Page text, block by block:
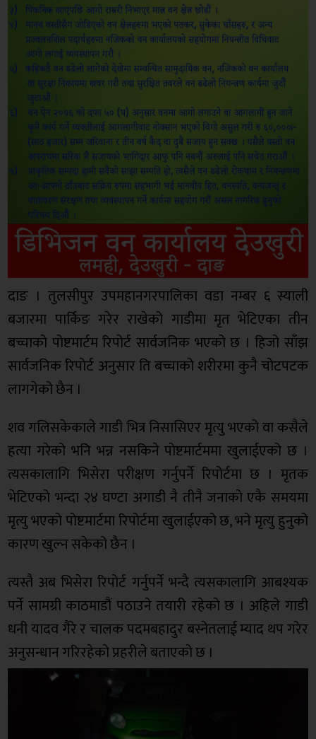
दाङ । तुलसीपुर उपमहानगरपालिका वडा नम्बर ६ स्याली
बजारमा पार्किङ गरेर राखेको गाडीमा मृत भेटिएका तीन
बच्चाको पोष्टमार्टम रिपोर्ट सार्वजनिक भएको छ । हिजो साँझ
सार्वजनिक रिपोर्ट अनुसार ति बच्चाको शरीरमा कुनै चोटपटक
लागगेको छैन ।
शव गलिसकेकाले गाडी भित्र निसासिएर मृत्यु भएको वा कसैले
हत्या गरेको भनि भन्न नसकिने पोष्टमार्टममा खुलाईएको छ ।
त्यसकालागि भिसेरा परीक्षण गर्नुपर्ने रिपोर्टमा छ । मृतक
भेटिएको भन्दा २४ घण्टा अगाडी नै तीनै जनाको एकै समयमा
मृत्यु भएको पोष्टमार्टमा रिपोर्टमा खुलाईएको छ, भने मृत्यु हुनुको
कारण खुल्न सकेको छैन ।
त्यस्तै अब भिसेरा रिपोर्ट गर्नुपर्ने भन्दै त्यसकालागि आबश्यक
पर्ने सामग्री काठमाडौं पठाउने तयारी रहेको छ । अहिले गाडी
धनी यादव गैरे र चालक पदमबहादुर बस्नेतलाई म्याद थप गरेर
अनुसन्धान गरिरहेको प्रहरीले बताएको छ ।